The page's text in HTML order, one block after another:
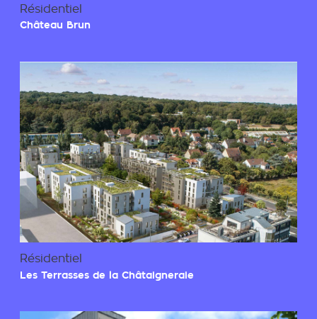
Résidentiel
Château Brun
Résidentiel
Les Terrasses de la Châtaigneraie